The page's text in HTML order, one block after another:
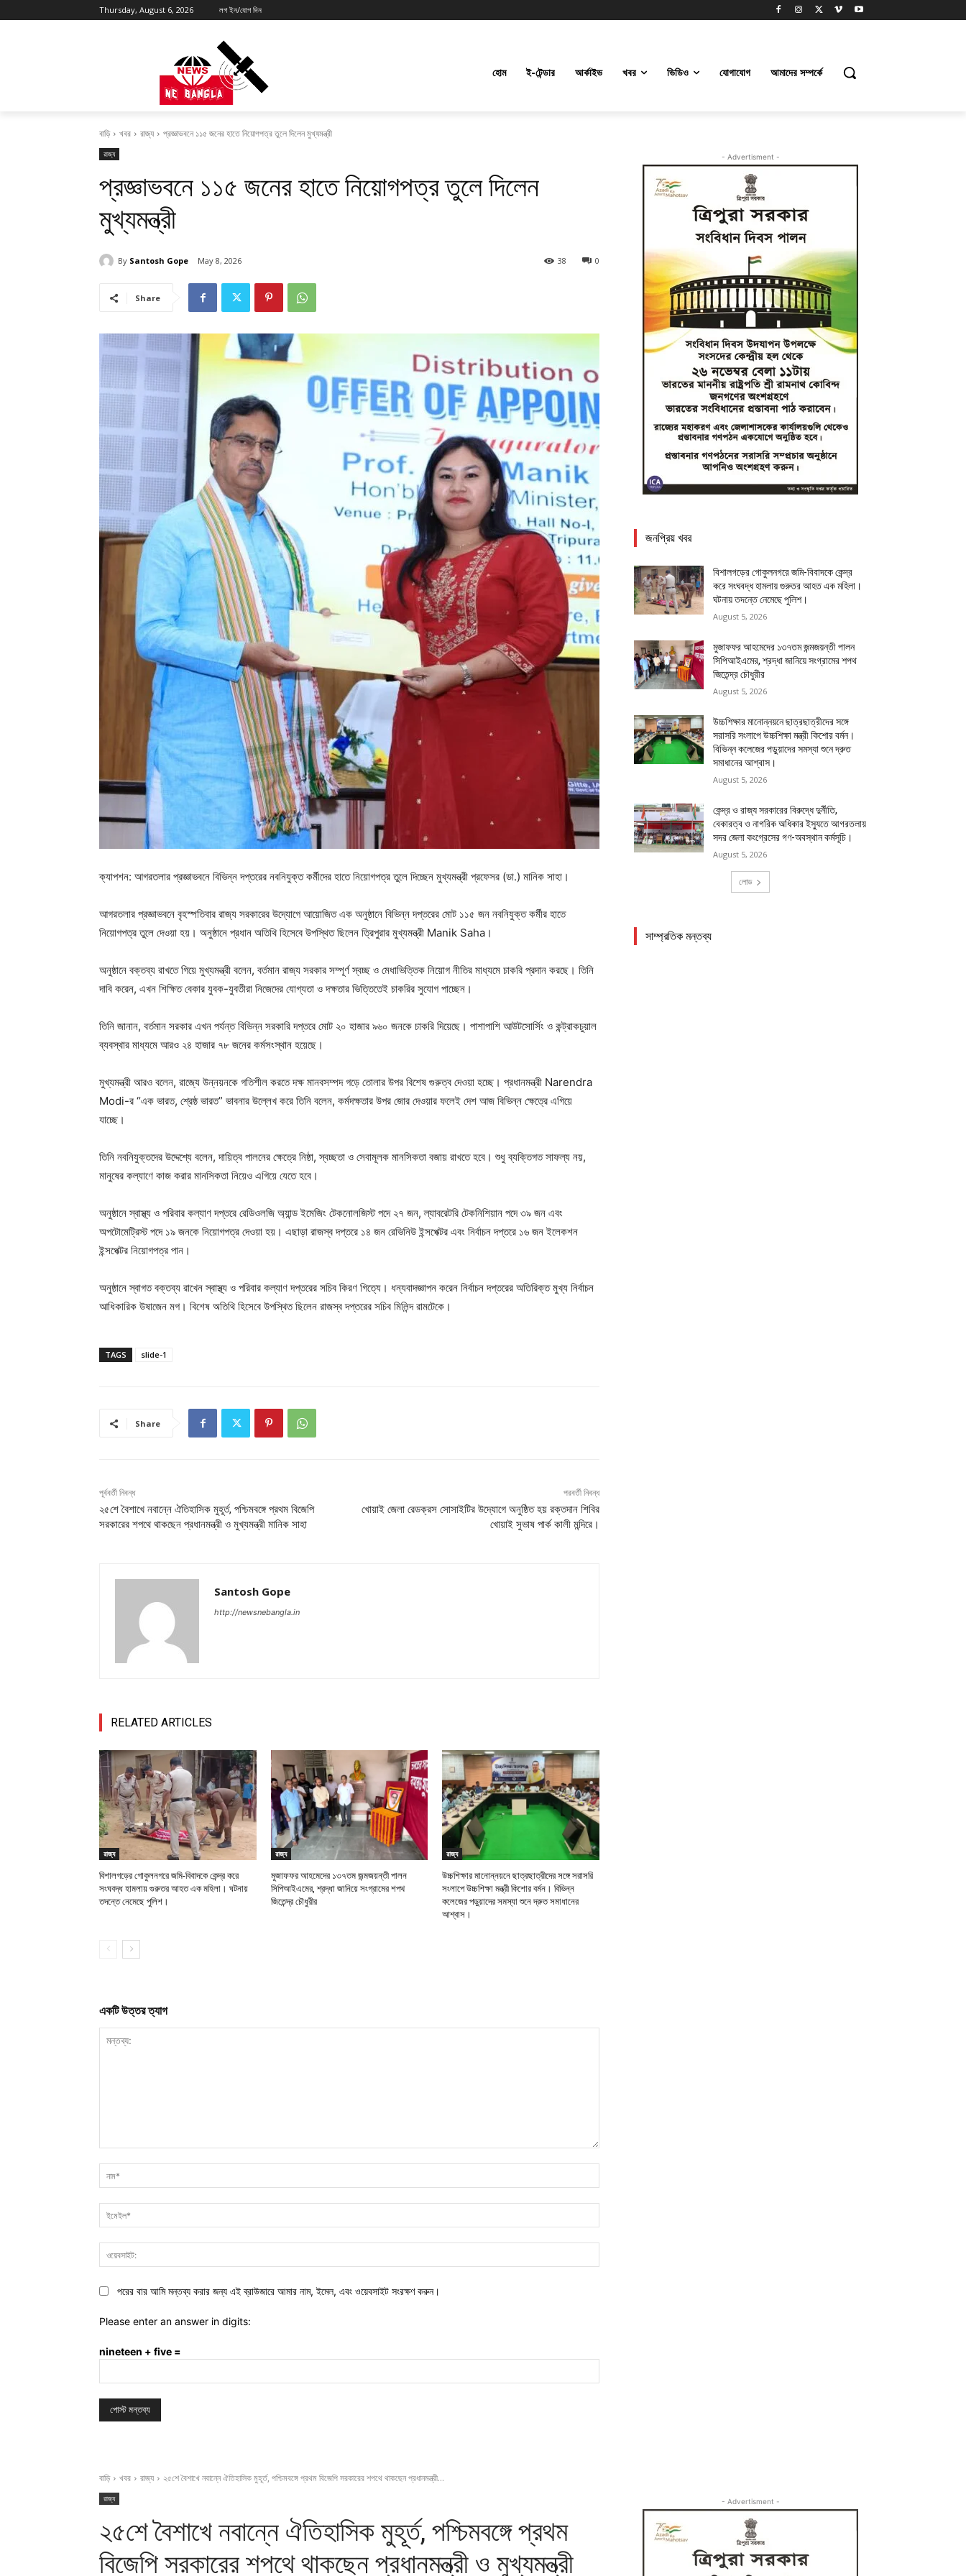
Thursday, August 6, 2026 লগ ইন/যোগ দিন
হোম ই-টেন্ডার আর্কাইভ খবর ভিডিও যোগাযোগ আমাদের সম্পর্কে
বাড়ি খবর রাজ্য প্রজ্ঞাভবনে ১১৫ জনের হাতে নিয়োগপত্র তুলে দিলেন মুখ্যমন্ত্রী
রাজ্য
প্রজ্ঞাভবনে ১১৫ জনের হাতে নিয়োগপত্র তুলে দিলেন
মুখ্যমন্ত্রী
By Santosh Gope May 8, 2026 0
38
Share
ক্যাপশন: আগরতলার প্রজ্ঞাভবনে বিভিন্ন দপ্তরের নবনিযুক্ত কর্মীদের হাতে নিয়োগপত্র তুলে দিচ্ছেন মুখ্যমন্ত্রী প্রফেসর (ডা.) মানিক সাহা।
আগরতলার প্রজ্ঞাভবনে বৃহস্পতিবার রাজ্য সরকারের উদ্যোগে আয়োজিত এক অনুষ্ঠানে বিভিন্ন দপ্তরের মোট ১১৫ জন নবনিযুক্ত কর্মীর হাতে
নিয়োগপত্র তুলে দেওয়া হয়। অনুষ্ঠানে প্রধান অতিথি হিসেবে উপস্থিত ছিলেন ত্রিপুরার মুখ্যমন্ত্রী Manik Saha।
অনুষ্ঠানে বক্তব্য রাখতে গিয়ে মুখ্যমন্ত্রী বলেন, বর্তমান রাজ্য সরকার সম্পূর্ণ স্বচ্ছ ও মেধাভিত্তিক নিয়োগ নীতির মাধ্যমে চাকরি প্রদান করছে। তিনি
দাবি করেন, এখন শিক্ষিত বেকার যুবক-যুবতীরা নিজেদের যোগ্যতা ও দক্ষতার ভিত্তিতেই চাকরির সুযোগ পাচ্ছেন।
তিনি জানান, বর্তমান সরকার এখন পর্যন্ত বিভিন্ন সরকারি দপ্তরে মোট ২০ হাজার ৯৬০ জনকে চাকরি দিয়েছে। পাশাপাশি আউটসোর্সিং ও কন্ট্রাকচুয়াল
ব্যবস্থার মাধ্যমে আরও ২৪ হাজার ৭৮ জনের কর্মসংস্থান হয়েছে।
মুখ্যমন্ত্রী আরও বলেন, রাজ্যে উন্নয়নকে গতিশীল করতে দক্ষ মানবসম্পদ গড়ে তোলার উপর বিশেষ গুরুত্ব দেওয়া হচ্ছে। প্রধানমন্ত্রী Narendra
Modi-র “এক ভারত, শ্রেষ্ঠ ভারত” ভাবনার উল্লেখ করে তিনি বলেন, কর্মদক্ষতার উপর জোর দেওয়ার ফলেই দেশ আজ বিভিন্ন ক্ষেত্রে এগিয়ে
যাচ্ছে।
তিনি নবনিযুক্তদের উদ্দেশ্যে বলেন, দায়িত্ব পালনের ক্ষেত্রে নিষ্ঠা, স্বচ্ছতা ও সেবামূলক মানসিকতা বজায় রাখতে হবে। শুধু ব্যক্তিগত সাফল্য নয়,
মানুষের কল্যাণে কাজ করার মানসিকতা নিয়েও এগিয়ে যেতে হবে।
অনুষ্ঠানে স্বাস্থ্য ও পরিবার কল্যাণ দপ্তরে রেডিওলজি অ্যান্ড ইমেজিং টেকনোলজিস্ট পদে ২৭ জন, ল্যাবরেটরি টেকনিশিয়ান পদে ৩৯ জন এবং
অপটোমেট্রিস্ট পদে ১৯ জনকে নিয়োগপত্র দেওয়া হয়। এছাড়া রাজস্ব দপ্তরে ১৪ জন রেভিনিউ ইন্সপেক্টর এবং নির্বাচন দপ্তরে ১৬ জন ইলেকশন
ইন্সপেক্টর নিয়োগপত্র পান।
অনুষ্ঠানে স্বাগত বক্তব্য রাখেন স্বাস্থ্য ও পরিবার কল্যাণ দপ্তরের সচিব কিরণ গিত্যে। ধন্যবাদজ্ঞাপন করেন নির্বাচন দপ্তরের অতিরিক্ত মুখ্য নির্বাচন
আধিকারিক উষাজেন মগ। বিশেষ অতিথি হিসেবে উপস্থিত ছিলেন রাজস্ব দপ্তরের সচিব মিলিন্দ রামটেকে।
TAGS slide-1
Share
পূর্ববর্তী নিবন্ধ
২৫শে বৈশাখে নবান্নে ঐতিহাসিক মুহূর্ত, পশ্চিমবঙ্গে প্রথম বিজেপি
সরকারের শপথে থাকছেন প্রধানমন্ত্রী ও মুখ্যমন্ত্রী মানিক সাহা
পরবর্তী নিবন্ধ
খোয়াই জেলা রেডক্রস সোসাইটির উদ্যোগে অনুষ্ঠিত হয় রক্তদান শিবির
খোয়াই সুভাষ পার্ক কালী মন্দিরে।
Santosh Gope
http://newsnebangla.in
RELATED ARTICLES
রাজ্য
বিশালগড়ের গোকুলনগরে জমি-বিবাদকে কেন্দ্র করে
সংঘবদ্ধ হামলায় গুরুতর আহত এক মহিলা। ঘটনায়
তদন্তে নেমেছে পুলিশ।
রাজ্য
মুজাফফর আহমেদের ১৩৭তম জন্মজয়ন্তী পালন
সিপিআইএমের, শ্রদ্ধা জানিয়ে সংগ্রামের শপথ
জিতেন্দ্র চৌধুরীর
রাজ্য
উচ্চশিক্ষার মানোন্নয়নে ছাত্রছাত্রীদের সঙ্গে সরাসরি
সংলাপে উচ্চশিক্ষা মন্ত্রী কিশোর বর্মন। বিভিন্ন
কলেজের পড়ুয়াদের সমস্যা শুনে দ্রুত সমাধানের
আশ্বাস।
একটি উত্তর ত্যাগ
পরের বার আমি মন্তব্য করার জন্য এই ব্রাউজারে আমার নাম, ইমেল, এবং ওয়েবসাইট সংরক্ষণ করুন।
Please enter an answer in digits:
nineteen + five =
- Advertisment -
জনপ্রিয় খবর
বিশালগড়ের গোকুলনগরে জমি-বিবাদকে কেন্দ্র
করে সংঘবদ্ধ হামলায় গুরুতর আহত এক মহিলা।
ঘটনায় তদন্তে নেমেছে পুলিশ।
August 5, 2026
মুজাফফর আহমেদের ১৩৭তম জন্মজয়ন্তী পালন
সিপিআইএমের, শ্রদ্ধা জানিয়ে সংগ্রামের শপথ
জিতেন্দ্র চৌধুরীর
August 5, 2026
উচ্চশিক্ষার মানোন্নয়নে ছাত্রছাত্রীদের সঙ্গে
সরাসরি সংলাপে উচ্চশিক্ষা মন্ত্রী কিশোর বর্মন।
বিভিন্ন কলেজের পড়ুয়াদের সমস্যা শুনে দ্রুত
সমাধানের আশ্বাস।
August 5, 2026
কেন্দ্র ও রাজ্য সরকারের বিরুদ্ধে দুর্নীতি,
বেকারত্ব ও নাগরিক অধিকার ইস্যুতে আগরতলায়
সদর জেলা কংগ্রেসের গণ-অবস্থান কর্মসূচি।
August 5, 2026
লোড
সাম্প্রতিক মন্তব্য